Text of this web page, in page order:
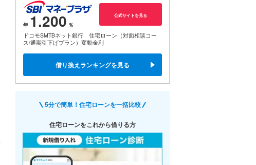
1.200 公式サイトを見る
ドコモSMTBネット銀行 住宅ローン（対面相談コー
ス/通期引下げプラン）変動金利
借り換えランキングを見る
5分で簡単！住宅ローンを一括比較
住宅ローンをこれから借りる方